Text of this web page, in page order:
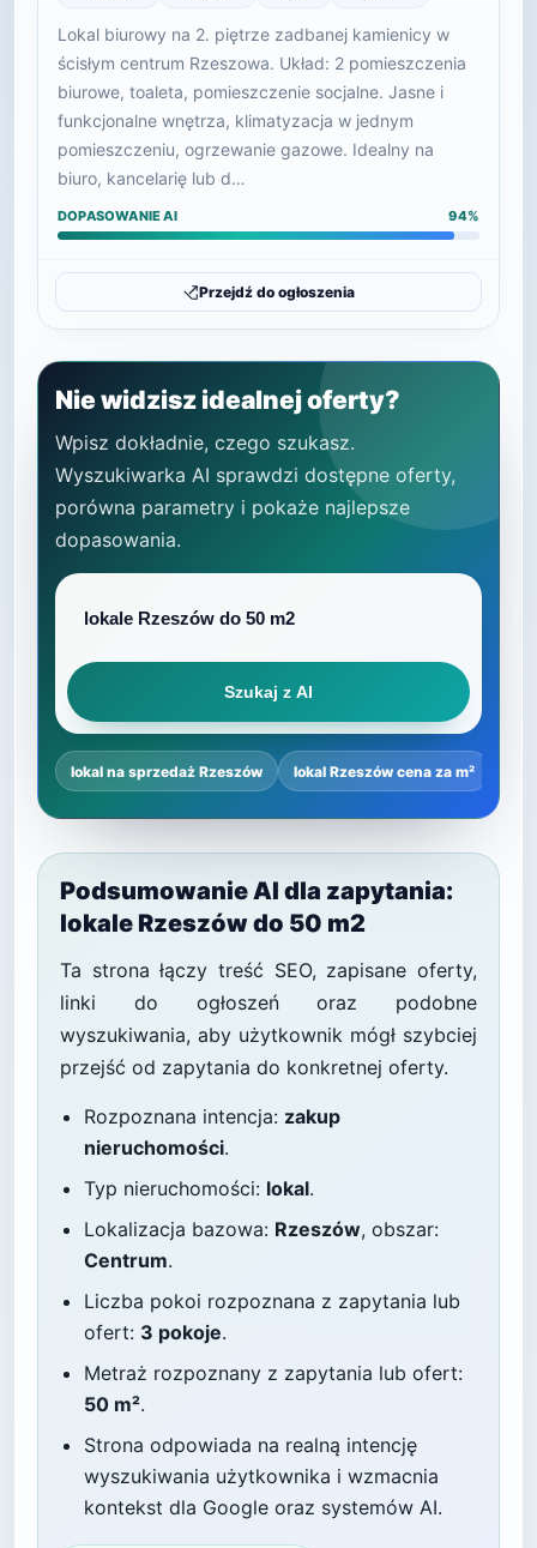
Lokal biurowy na 2. piętrze zadbanej kamienicy w
ścisłym centrum Rzeszowa. Układ: 2 pomieszczenia
biurowe, toaleta, pomieszczenie socjalne. Jasne i
funkcjonalne wnętrza, klimatyzacja w jednym
pomieszczeniu, ogrzewanie gazowe. Idealny na
biuro, kancelarię lub d…
DOPASOWANIE AI 94%
Przejdź do ogłoszenia
Nie widzisz idealnej oferty?
Wpisz dokładnie, czego szukasz.
Wyszukiwarka AI sprawdzi dostępne oferty,
porówna parametry i pokaże najlepsze
dopasowania.
Szukaj z AI
lokal na sprzedaż Rzeszów lokal Rzeszów cena za m²
Podsumowanie AI dla zapytania:
lokale Rzeszów do 50 m2
Ta strona łączy treść SEO, zapisane oferty,
linki do ogłoszeń oraz podobne
wyszukiwania, aby użytkownik mógł szybciej
przejść od zapytania do konkretnej oferty.
Rozpoznana intencja: zakup
nieruchomości.
Typ nieruchomości: lokal.
Lokalizacja bazowa: Rzeszów, obszar:
Centrum.
Liczba pokoi rozpoznana z zapytania lub
ofert: 3 pokoje.
Metraż rozpoznany z zapytania lub ofert:
50 m².
Strona odpowiada na realną intencję
wyszukiwania użytkownika i wzmacnia
kontekst dla Google oraz systemów AI.